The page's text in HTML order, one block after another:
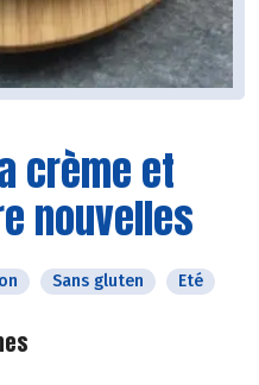
crème et
nouvelles
Sans gluten Eté